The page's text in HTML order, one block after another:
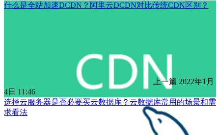
什么是全站加速DCDN？阿里云DCDN对比传统CDN区别？
上一篇 2022年1月
4日 11:46
选择云服务器是否必要买云数据库？云数据库常用的场景和需
求看法